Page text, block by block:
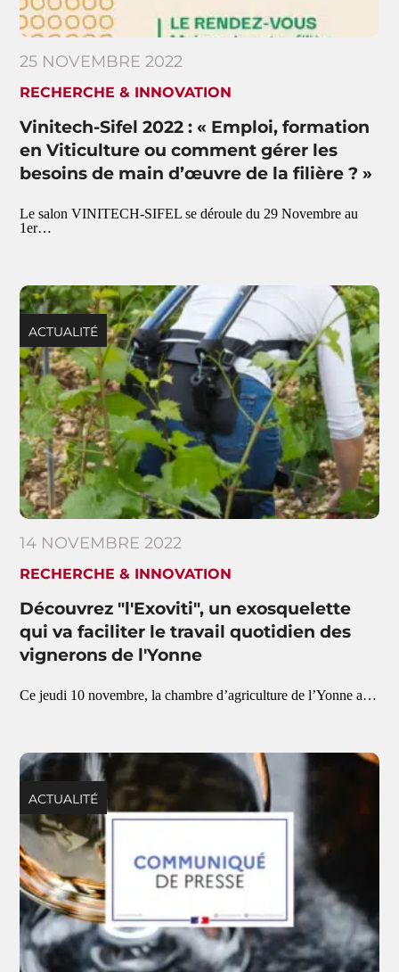
25 NOVEMBRE 2022
RECHERCHE & INNOVATION
Vinitech-Sifel 2022 : « Emploi, formation
en Viticulture ou comment gérer les
besoins de main d’œuvre de la filière ? »
Le salon VINITECH-SIFEL se déroule du 29 Novembre au
1er…
ACTUALITÉ
14 NOVEMBRE 2022
RECHERCHE & INNOVATION
Découvrez "l'Exoviti", un exosquelette
qui va faciliter le travail quotidien des
vignerons de l'Yonne
Ce jeudi 10 novembre, la chambre d’agriculture de l’Yonne a…
ACTUALITÉ